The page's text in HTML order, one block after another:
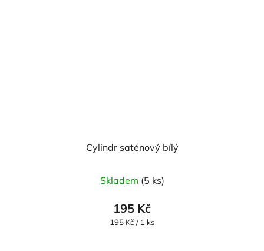
Cylindr saténový bílý
hodnocení
produktu
je
Skladem (5 ks)
195 Kč
Měrná
195 Kč / 1 ks